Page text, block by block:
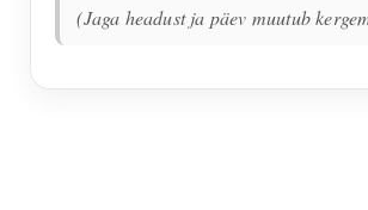
(Jaga headust ja päev muutub